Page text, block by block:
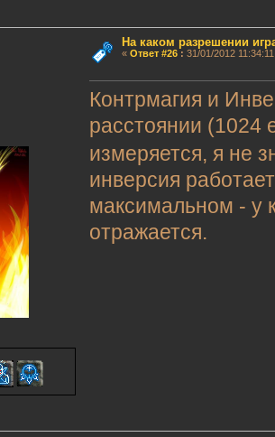
На каком разрешении
« Ответ #26: 31/01/2012
Контрмагия и
расстоянии (1024
измеряется, я не
инверсия
максимальном - у
отражается.